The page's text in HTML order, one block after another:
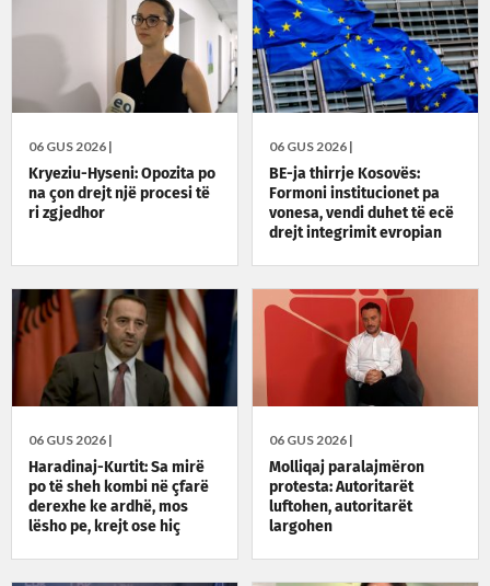
06 GUS 2026 |
Kryeziu-Hyseni: Opozita po
na çon drejt një procesi të
ri zgjedhor
06 GUS 2026 |
BE-ja thirrje Kosovës:
Formoni institucionet pa
vonesa, vendi duhet të ecë
drejt integrimit evropian
06 GUS 2026 |
Haradinaj-Kurtit: Sa mirë
po të sheh kombi në çfarë
derexhe ke ardhë, mos
lësho pe, krejt ose hiç
06 GUS 2026 |
Molliqaj paralajmëron
protesta: Autoritarët
luftohen, autoritarët
largohen